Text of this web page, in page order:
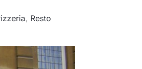
, Resto